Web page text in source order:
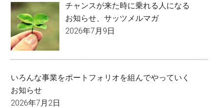
チャンスが来た時に乗れる人になる
お知らせ、サッツメルマガ
2026年7月9日
いろんな事業をポートフォリオを組んでやっていく
お知らせ
2026年7月2日